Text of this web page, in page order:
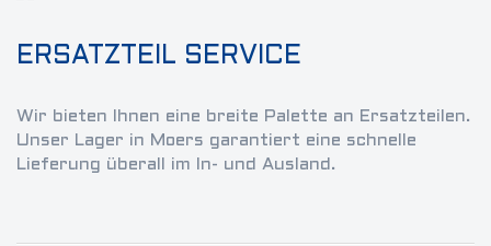
ERSATZTEIL SERVICE
Wir bieten Ihnen eine breite Palette an Ersatzteilen.
Unser Lager in Moers garantiert eine schnelle
Lieferung überall im In- und Ausland.